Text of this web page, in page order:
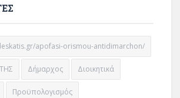
apofasi-orismou-antidimarchon/
Δήμαρχος Διοικητικά
Προϋπολογισμός